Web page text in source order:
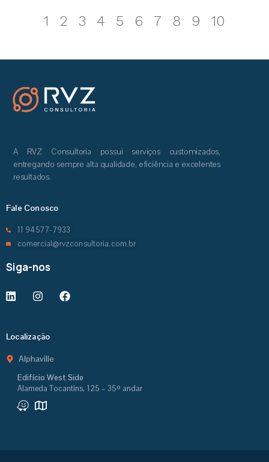
1 2 3 4 5 6 7 8 9 10
A RVZ Consultoria possui serviços customizados,
entregando sempre alta qualidade, eficiência e excelentes
resultados.
Fale Conosco
11 94577-7933
comercial@rvzconsultoria.com.br
Siga-nos
Localização
Alphaville
Edifício West Side
Alameda Tocantins, 125 – 35º andar